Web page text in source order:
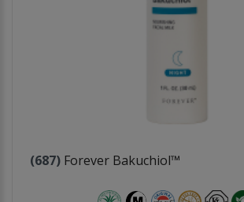
(687) Forever Bakuchiol™